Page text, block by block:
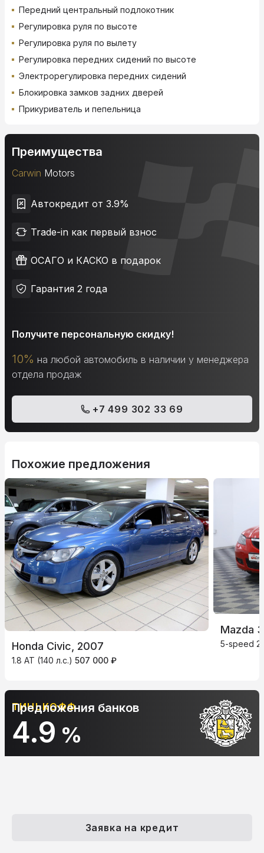
Передний центральный подлокотник
Регулировка руля по высоте
Регулировка руля по вылету
Регулировка передних сидений по высоте
Электрорегулировка передних сидений
Блокировка замков задних дверей
Прикуриватель и пепельница
Преимущества
Carwin Motors
Автокредит от 3.9%
Trade-in как первый взнос
ОСАГО и КАСКО в подарок
Гарантия 2 года
Получите персональную скидку!
10% на любой автомобиль в наличии у менеджера
отдела продаж
+7 499 302 33 69
Похожие предложения
Honda Civic, 2007
1.8 AT (140 л.с.) 507 000 ₽
Mazda
5-speed
АЛЬФА-БАНК
10.9%
Предложения банков
Заявка на кредит